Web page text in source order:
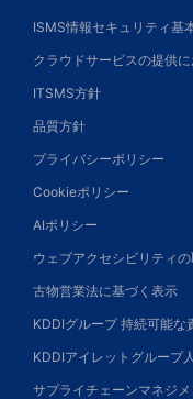
ISMS情報セキュリティ基
クラウドサービスの提供
ITSMS方針
品質方針
プライバシーポリシー
Cookieポリシー
AIポリシー
ウェブアクセシビリティ
古物営業法に基づく表示
KDDIグループ 持続可能な
KDDIアイレットグループ
サプライチェーンマネジメ